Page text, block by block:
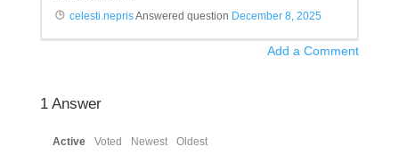
celesti.neprisAnswered question December 8, 2025
Add a Comment
1Answer
Active Voted Newest Oldest